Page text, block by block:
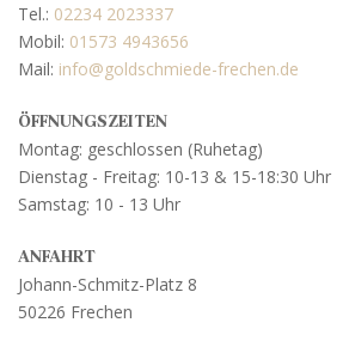
Tel.: 02234 2023337
Mobil: 01573 4943656
Mail: info@goldschmiede-frechen.de
ÖFFNUNGSZEITEN
Montag: geschlossen (Ruhetag)
Dienstag - Freitag: 10-13 & 15-18:30 Uhr
Samstag: 10 - 13 Uhr
ANFAHRT
Johann-Schmitz-Platz 8
50226 Frechen
Mit dem
Karte
akzeptieren
Sie die
Datenschut